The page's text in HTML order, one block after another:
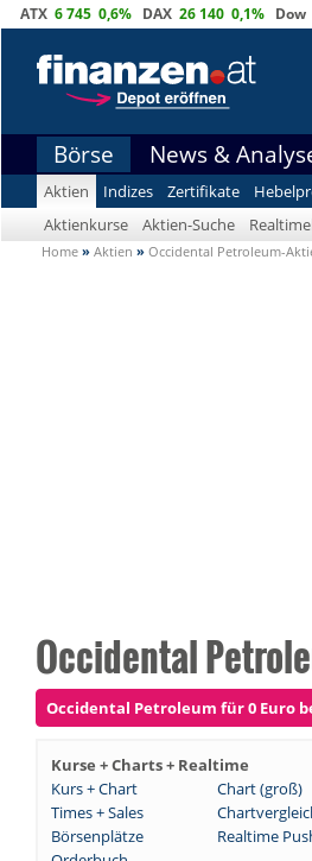
ATX 6 745 0,6% DAX 26 140 0,1% Dow
Börse News &
Aktien Indizes Zertifikate
Aktienkurse
Aktien-Suche
Home » Aktien » Occidental Petroleum-
Occidental
Occidental Petroleum für 0 Euro
Kurse + Charts + Realtime
Kurs + Chart
Chart (groß)
Times + Sales
Börsenplätze
Realtime